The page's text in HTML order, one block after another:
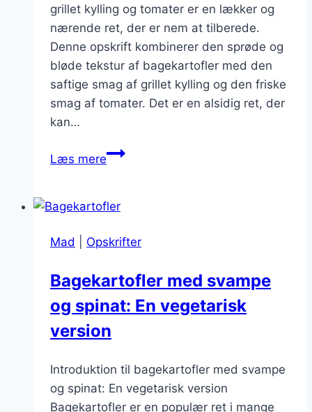
grillet kylling og tomater er en lækker og
nærende ret, der er nem at tilberede.
Denne opskrift kombinerer den sprøde og
bløde tekstur af bagekartofler med den
saftige smag af grillet kylling og den friske
smag af tomater. Det er en alsidig ret, der
kan…
Læs mereBagekartofler
kylling
tomater
Mad Opskrifter
Bagekartofler med svampe
og spinat: En vegetarisk
version
Introduktion til bagekartofler med svampe
og spinat: En vegetarisk version
Bagekartofler er en populær ret i mange